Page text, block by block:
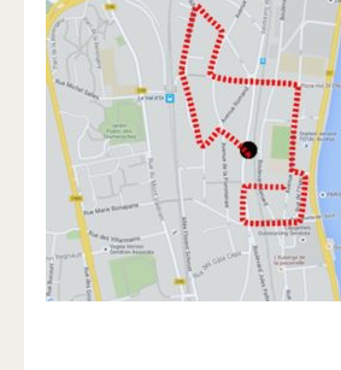
régie
par
la
loi
de
1901
ayant
une
vocation
culturelle.